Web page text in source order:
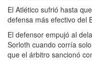
El Atlético sufrió hasta
defensa más efectivo del
El defensor empujó al
Sorloth cuando corría
que el árbitro sancionó